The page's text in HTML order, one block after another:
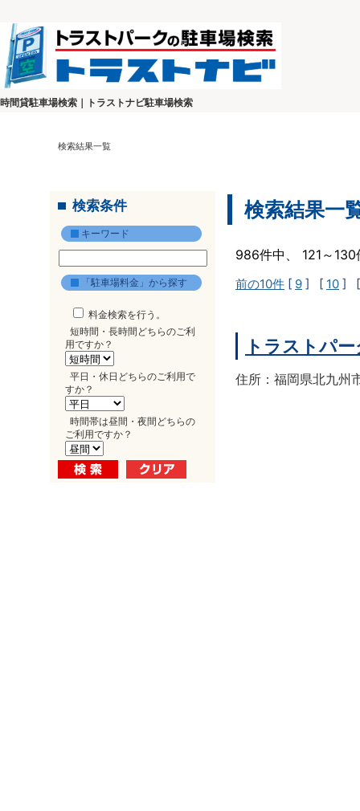
時間貸駐車場検索｜トラストナビ駐車場検索
検索結果一覧
検索条件
キーワード
「駐車場料金」から探す
料金検索を行う。
短時間・長時間どちらのご利
用ですか？
平日・休日どちらのご利用で
すか？
時間帯は昼間・夜間どちらの
ご利用ですか？
検索結果一
986件中、 121～
前の10件 [ 9 ] [ 10 ]
トラストパ
住所：福岡県北九州